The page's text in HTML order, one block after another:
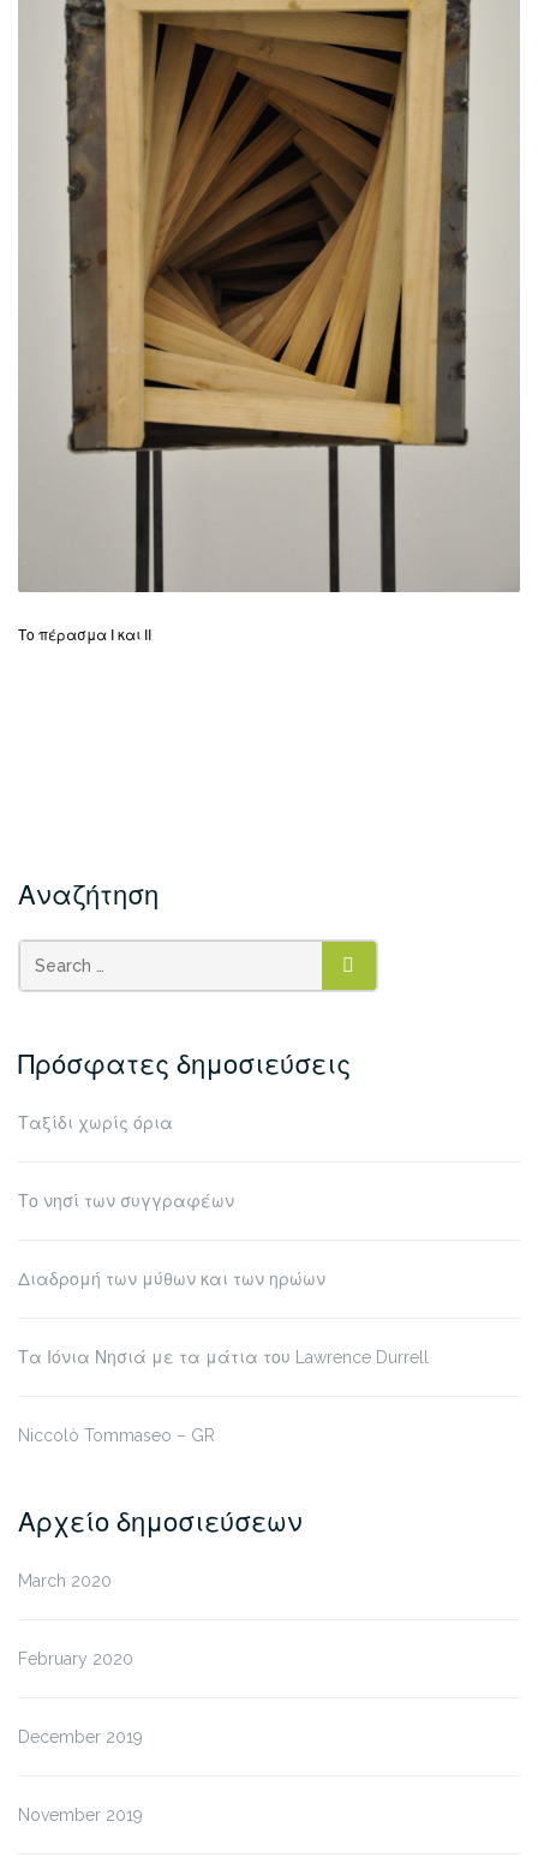
Το πέρασμα Ι και ΙΙ
Αναζήτηση
SEARCH
Πρόσφατες δημοσιεύσεις
Ταξίδι χωρίς όρια
Το νησί των συγγραφέων
Διαδρομή των μύθων και των ηρώων
Τα Ιόνια Νησιά με τα μάτια του Lawrence Durrell
Niccolò Tommaseo – GR
Αρχείο δημοσιεύσεων
March 2020
February 2020
December 2019
November 2019